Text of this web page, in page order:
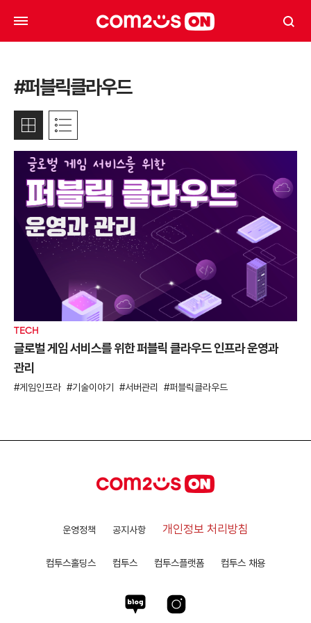
#퍼블릭클라우드
TECH
글로벌 게임 서비스를 위한 퍼블릭 클라우드 인프라 운영과
관리
게임인프라 기술이야기 서버관리 퍼블릭클라우드
운영정책 공지사항 개인정보 처리방침
컴투스홀딩스 컴투스 컴투스플랫폼 컴투스 채용